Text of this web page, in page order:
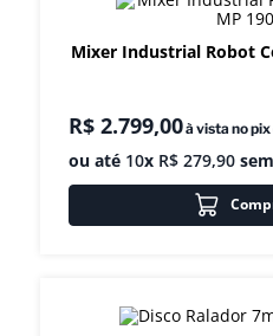
Mixer Industrial Robot
R$ 2.799,00à vista no
ou até 10x R$ 279,90
º fritadeira